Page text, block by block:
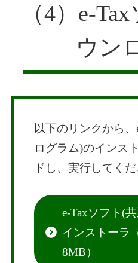
（4）e-
ウン
以下のリンクから
ログラム)のインス
ドし、実行してくだ
e-Taxソフト(
インストーラ
8MB）